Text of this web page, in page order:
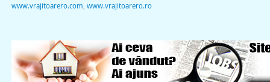
www.vrajitoarero.com www.vrajitoarero.ro